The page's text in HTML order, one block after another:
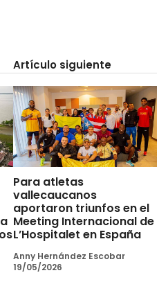
Artículo siguiente
Para atletas
vallecaucanos
aportaron triunfos en el
Meeting Internacional de
L’Hospitalet en España
Anny Hernández Escobar
19/05/2026